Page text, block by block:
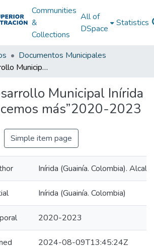
Communities
&
Collections
All of
DSpace
Statistics
Documentos Municipales
Plan de Desarrollo Municipal Inírida “Unidos hacemos más”2020-2023
Municipal Inírida
más”2020-2023
Simple item page
Inírida (Guainía. Colombia).
Inírida (Guainía. Colombia)
2020-2023
2024-08-09T13:45:24Z